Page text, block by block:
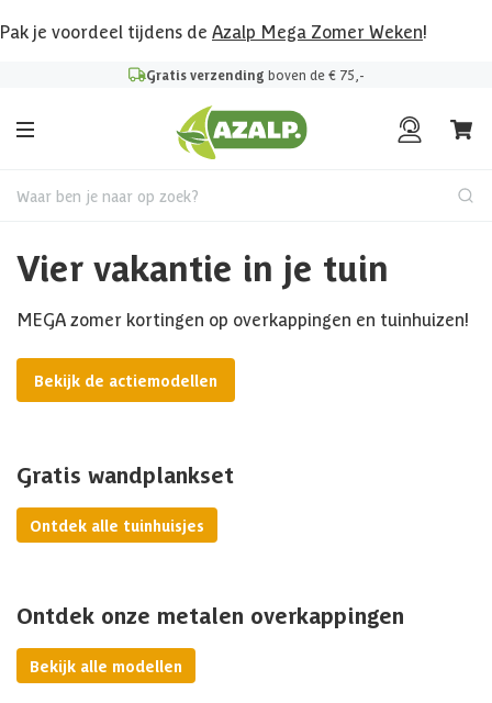
Pak je voordeel tijdens de Azalp Mega Zomer Weken!
Gratis verzending boven de € 75,-
Waar ben je naar op zoek?
Vier vakantie in je tuin
MEGA zomer kortingen op overkappingen en tuinhuizen!
Bekijk de actiemodellen
Gratis wandplankset
Ontdek alle tuinhuisjes
Ontdek onze metalen overkappingen
Bekijk alle modellen